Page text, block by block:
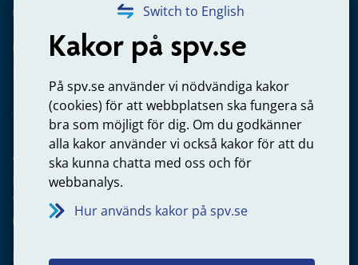
Switch to English
Kakor på spv.se
På spv.se använder vi nödvändiga kakor
(cookies) för att webbplatsen ska fungera så
bra som möjligt för dig. Om du godkänner
alla kakor använder vi också kakor för att du
ska kunna chatta med oss och för
webbanalys.
Hur används kakor på spv.se
020-65 00 65
Kontakta oss
Arbetsgivare
Frågor om administration av tjänstepension från statlig
anställning
060-18 75 03
Kontakta oss